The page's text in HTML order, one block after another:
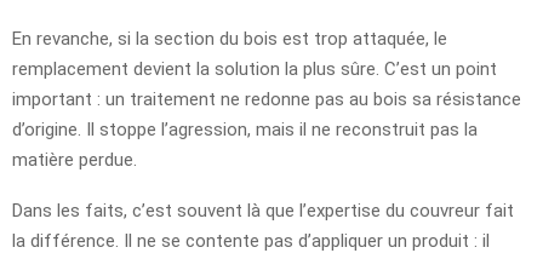
En revanche, si la section du bois est trop attaquée, le
remplacement devient la solution la plus sûre. C’est un point
important : un traitement ne redonne pas au bois sa résistance
d’origine. Il stoppe l’agression, mais il ne reconstruit pas la
matière perdue.
Dans les faits, c’est souvent là que l’expertise du couvreur fait
la différence. Il ne se contente pas d’appliquer un produit : il